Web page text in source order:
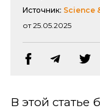
Источник: Science
от 25.05.2025
В этой статье